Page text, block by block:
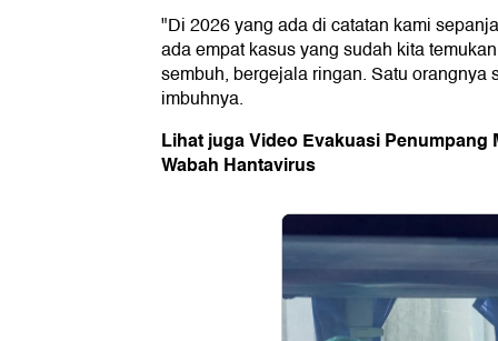
"Di 2026 yang ada di catatan kami
ada empat kasus yang sudah kita
sembuh, bergejala ringan. Satu orangnya
imbuhnya.
Lihat juga Video Evakuasi Penumpang
Wabah Hantavirus